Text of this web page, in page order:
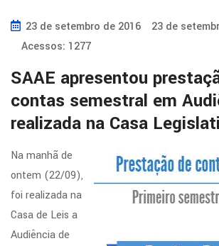
23 de setembro de 2016
23 de
Acessos: 1277
SAAE apresentou
contas semestral em
realizada na Casa
Na manhã de
ontem (22/09),
foi realizada na
Casa de Leis a
Audiência de